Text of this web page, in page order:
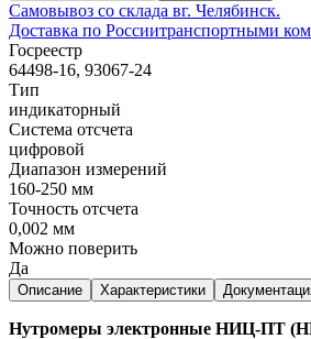
Самовывоз со склада вг. Челябинск.
Доставка по Россиитранспортными
Госреестр
64498-16, 93067-24
Тип
индикаторный
Система отсчета
цифровой
Диапазон измерений
160-250 мм
Точность отсчета
0,002 мм
Можно поверить
Да
Описание Характеристики
Нутромеры электронные НИЦ-ПТ